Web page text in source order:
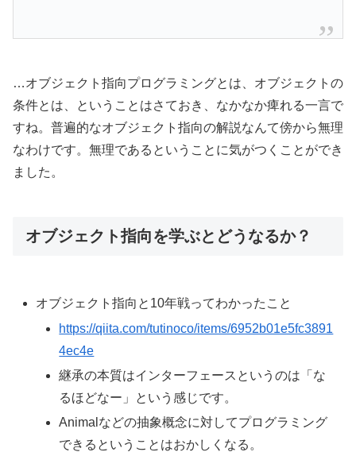
…オブジェクト指向プログラミングとは、オブジェクトの
条件とは、ということはさておき、なかなか痺れる一言で
すね。普遍的なオブジェクト指向の解説なんて傍から無理
なわけです。無理であるということに気がつくことができ
ました。
オブジェクト指向を学ぶとどうなるか？
オブジェクト指向と10年戦ってわかったこと
https://qiita.com/tutinoco/items/6952b01e5fc3891
4ec4e
継承の本質はインターフェースというのは「な
るほどなー」という感じです。
Animalなどの抽象概念に対してプログラミング
できるということはおかしくなる。